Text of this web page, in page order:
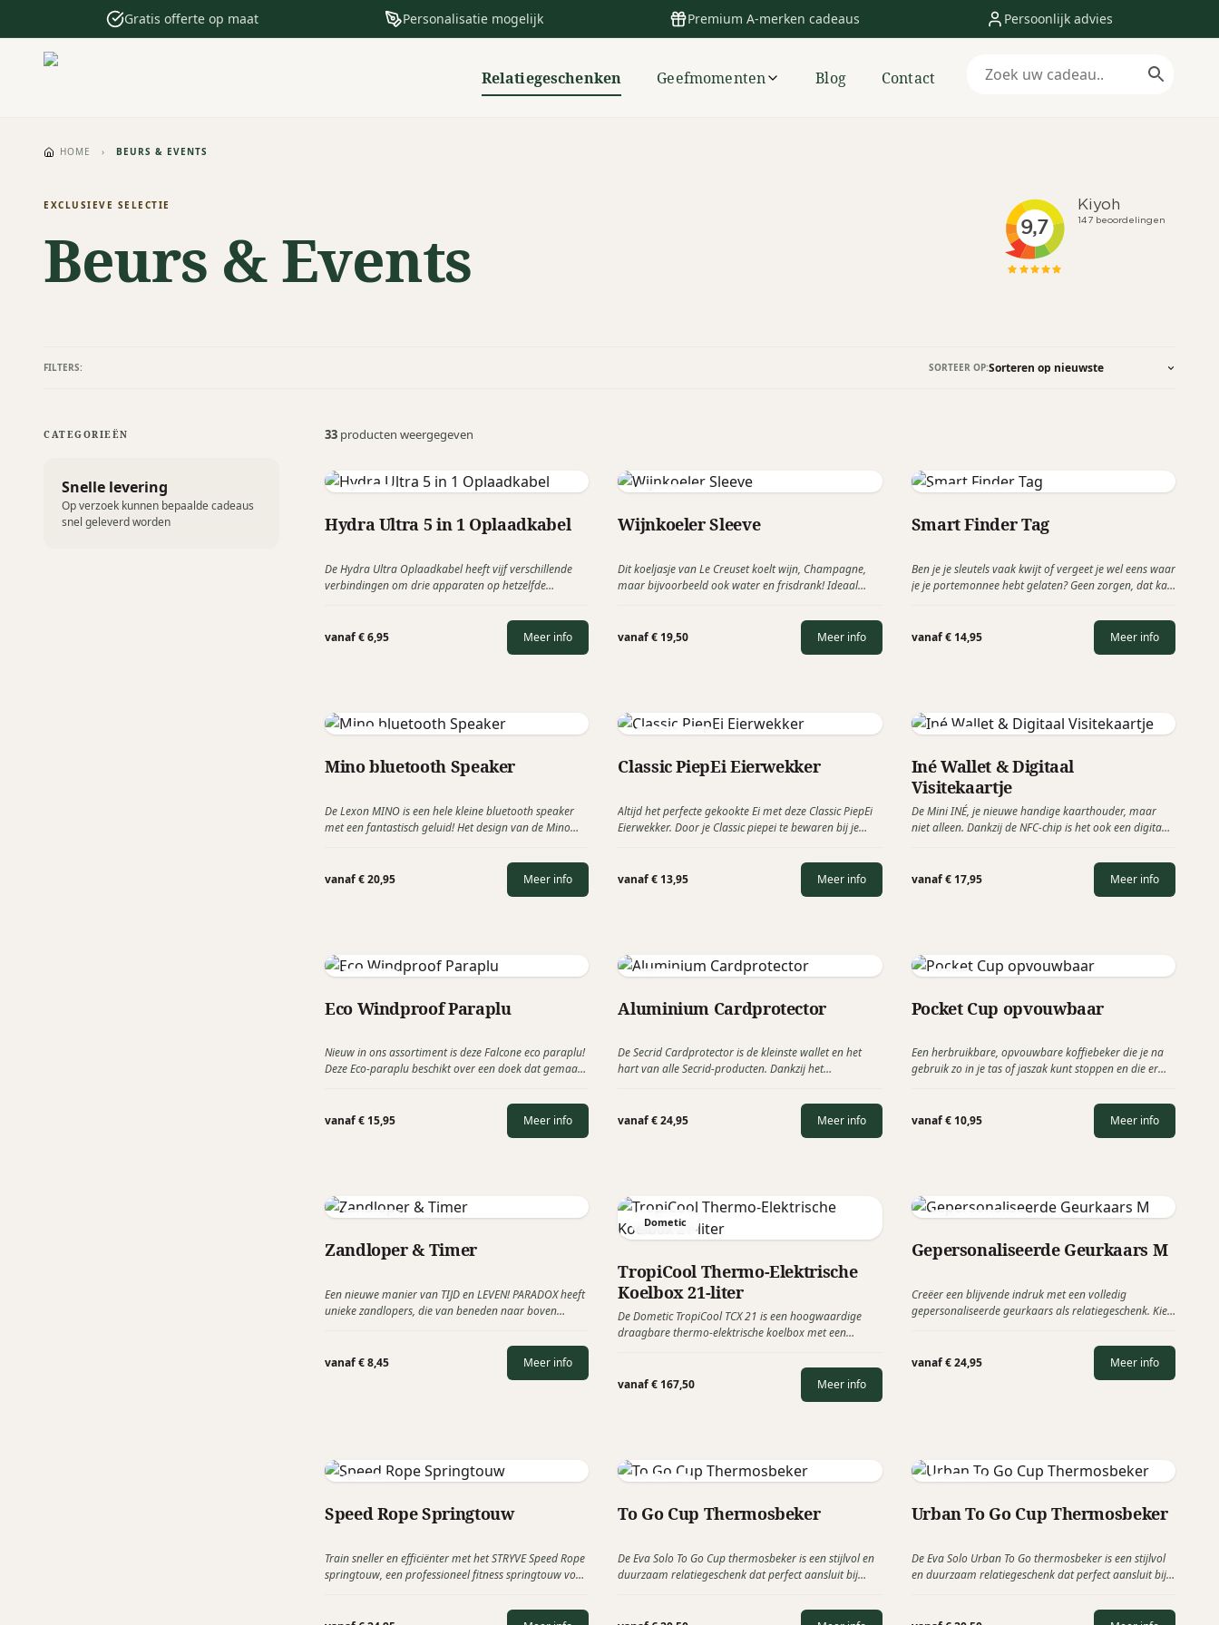
Gratis offerte op maat Personalisatie mogelijk Premium A-merken cadeaus Persoonlijk advies
Relatiegeschenken Geefmomenten Blog Contact
HOME › BEURS & EVENTS
EXCLUSIEVE SELECTIE
Beurs & Events
FILTERS: SORTEER OP:
CATEGORIEËN
Snelle levering
Op verzoek kunnen bepaalde cadeaus
snel geleverd worden
33 producten weergegeven
Smrter
Hydra Ultra 5 in 1 Oplaadkabel
De Hydra Ultra Oplaadkabel heeft vijf verschillende
verbindingen om drie apparaten op hetzelfde
nieuwe Ultra versie een extra USB-C aansluiting om de
toekomstige apparaten zonder USB-aansluiting ook
vanaf € 6,95 Meer info
Le Creuset
Wijnkoeler Sleeve
Dit koeljasje van Le Creuset koelt wijn, Champagne,
maar bijvoorbeeld ook water en frisdrank! Ideaal
vanaf € 19,50 Meer info
Fresh 'n Rebel
Smart Finder Tag
Ben je je sleutels vaak kwijt of vergeet je wel eens waar
je je portemonnee hebt gelaten? Geen zorgen, dat kan
Finder houd je altijd je favoriete items in de gaten,
waar ter wereld ze ook zijn. ‬
vanaf € 14,95 Meer info
Lexon
Mino bluetooth Speaker
De Lexon MINO is een hele kleine bluetooth speaker
met een fantastisch geluid! Het design van de Mino
vanaf € 20,95 Meer info
Brainstream
Classic PiepEi Eierwekker
Altijd het perfecte gekookte Ei met deze Classic PiepEi
Eierwekker. Door je Classic piepei te bewaren bij je
hebben waardoor je het perfecte ei krijgt wanneer je
hem gebruikt. De Classic piepeieren zijn verkrijgbaar
in 15 effen kleuren en te voorzien van een logo.
vanaf € 13,95 Meer info
Xoopar
Iné Wallet & Digitaal
Visitekaartje
De Mini INÉ, je nieuwe handige kaarthouder, maar
niet alleen. Dankzij de NFC-chip is het ook een digitaal
contacten, sociale netwerken, links en nog veel meer!
vanaf € 17,95
Meer info
Falcone
Eco Windproof Paraplu
Nieuw in ons assortiment is deze Falcone eco paraplu!
Deze Eco-paraplu beschikt over een doek dat gemaakt
vanaf € 15,95
Meer info
Secrid
Aluminium Cardprotector
De Secrid Cardprotector is de kleinste wallet en het
hart van alle Secrid-producten. Dankzij het
beweging trapsgewijs toegang tot je kaarten. Een
verfijnd en praktisch accessoire dat perfect past bij uw
vanaf € 24,95 Meer info
Stojo
Pocket Cup opvouwbaar
Een herbruikbare, opvouwbare koffiebeker die je na
gebruik zo in je tas of jaszak kunt stoppen en die er
stijlvolle drinkbeker die je overal mee naartoe kunt
nemen. Hij is BPA-vrij, lekvrij, prettig om uit te drinken
en compact op te bergen. Ingevouwen is de
vanaf € 10,95 Meer info
Paradox
Zandloper & Timer
Een nieuwe manier van TIJD en LEVEN! PARADOX heeft
unieke zandlopers, die van beneden naar boven
waardoor het leuk is om actief te gebruiken.
vanaf € 8,45 Meer info
Dometic
TropiCool Thermo-Elektrische
Koelbox 21-liter
De Dometic TropiCool TCX 21 is een hoogwaardige
draagbare thermo-elektrische koelbox met een
koelbox combineert luxe, innovatie en gebruiksgemak
en is daardoor een bijzonder exclusief relatiegeschenk
voor klanten, medewerkers en zakelijke relaties.
vanaf € 167,50 Meer info
Charlies Candles
Gepersonaliseerde Geurkaars M
Creëer een blijvende indruk met een volledig
gepersonaliseerde geurkaars als relatiegeschenk. Kies
kleur, daarna de geur en indien gewenst de custom
made verpakking.
vanaf € 24,95 Meer info
Stryve
Speed Rope Springtouw
Train sneller en efficiënter met het STRYVE Speed Rope
springtouw, een professioneel fitness springtouw voor
geïntegreerde 360° kogellager draait het touw soepel
Eva Solo
To Go Cup Thermosbeker
De Eva Solo To Go Cup thermosbeker is een stijlvol en
duurzaam relatiegeschenk dat perfect aansluit bij
Lekker slenteren door de bossen, over het strand of
Eva Solo
Urban To Go Cup Thermosbeker
De Eva Solo Urban To Go thermosbeker is een stijlvol
en duurzaam relatiegeschenk dat perfect aansluit bij